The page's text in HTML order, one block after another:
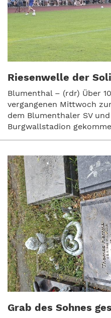
Riesenwelle der
Blumenthal – (rdr) Über
vergangenen Mittwoch
dem Blumenthaler SV
Burgwallstadion
Grab des Sohnes